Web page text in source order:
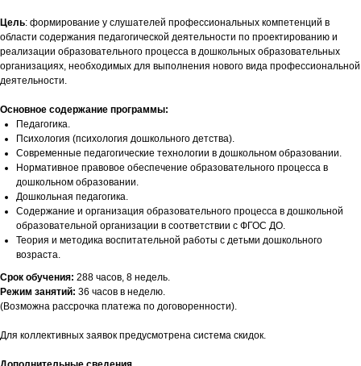
Цель: формирование у слушателей профессиональных компетенций в
области содержания педагогической деятельности по проектированию и
реализации образовательного процесса в дошкольных образовательных
организациях, необходимых для выполнения нового вида профессиональной
деятельности.
Основное содержание программы:
Педагогика.
Психология (психология дошкольного детства).
Современные педагогические технологии в дошкольном образовании.
Нормативное правовое обеспечение образовательного процесса в
дошкольном образовании.
Дошкольная педагогика.
Содержание и организация образовательного процесса в дошкольной
образовательной организации в соответствии с ФГОС ДО.
Теория и методика воспитательной работы с детьми дошкольного
возраста.
Срок обучения: 288 часов, 8 недель.
Режим занятий: 36 часов в неделю.
(Возможна рассрочка платежа по договоренности).
Для коллективных заявок предусмотрена система скидок.